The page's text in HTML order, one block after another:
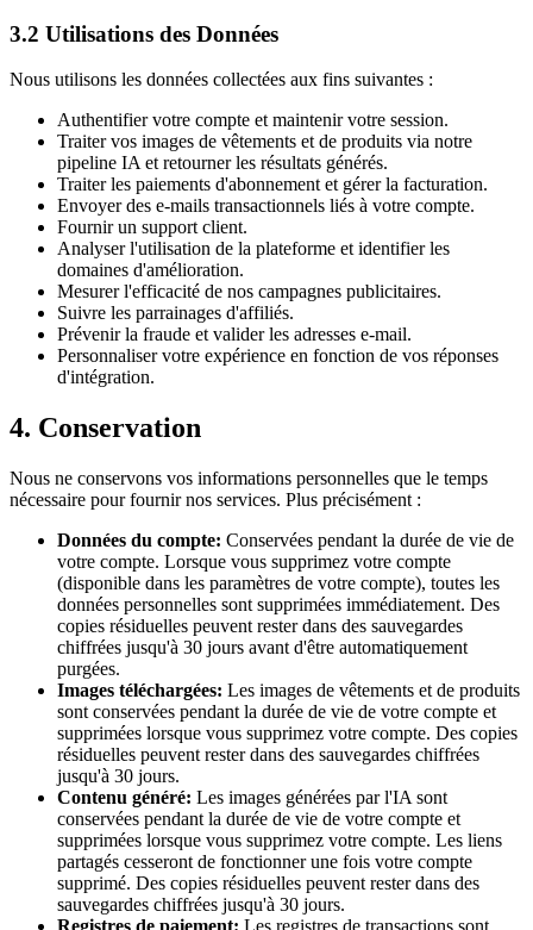
3.2 Utilisations des Données
Nous utilisons les données collectées aux fins suivantes :
Authentifier votre compte et maintenir votre session.
Traiter vos images de vêtements et de produits via notre
pipeline IA et retourner les résultats générés.
Traiter les paiements d'abonnement et gérer la facturation.
Envoyer des e-mails transactionnels liés à votre compte.
Fournir un support client.
Analyser l'utilisation de la plateforme et identifier les
domaines d'amélioration.
Mesurer l'efficacité de nos campagnes publicitaires.
Suivre les parrainages d'affiliés.
Prévenir la fraude et valider les adresses e-mail.
Personnaliser votre expérience en fonction de vos réponses
d'intégration.
4. Conservation
Nous ne conservons vos informations personnelles que le temps
nécessaire pour fournir nos services. Plus précisément :
Données du compte: Conservées pendant la durée de vie de
votre compte. Lorsque vous supprimez votre compte
(disponible dans les paramètres de votre compte), toutes les
données personnelles sont supprimées immédiatement. Des
copies résiduelles peuvent rester dans des sauvegardes
chiffrées jusqu'à 30 jours avant d'être automatiquement
purgées.
Images téléchargées: Les images de vêtements et de produits
sont conservées pendant la durée de vie de votre compte et
supprimées lorsque vous supprimez votre compte. Des copies
résiduelles peuvent rester dans des sauvegardes chiffrées
jusqu'à 30 jours.
Contenu généré: Les images générées par l'IA sont
conservées pendant la durée de vie de votre compte et
supprimées lorsque vous supprimez votre compte. Les liens
partagés cesseront de fonctionner une fois votre compte
supprimé. Des copies résiduelles peuvent rester dans des
sauvegardes chiffrées jusqu'à 30 jours.